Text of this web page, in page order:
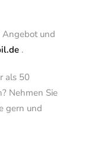
und
.
als 50
Nehmen Sie
gern und